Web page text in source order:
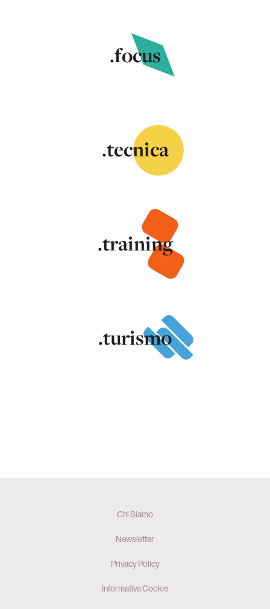
.focus
.tecnica
.training
.turismo
Chi Siamo
Newsletter
Privacy Policy
Informativa Cookie